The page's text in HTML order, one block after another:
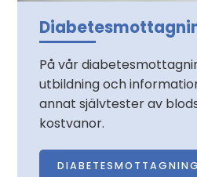
På vår
utbildning och
annat självtester av
kostvanor.
DIABETESMOTTAGNING